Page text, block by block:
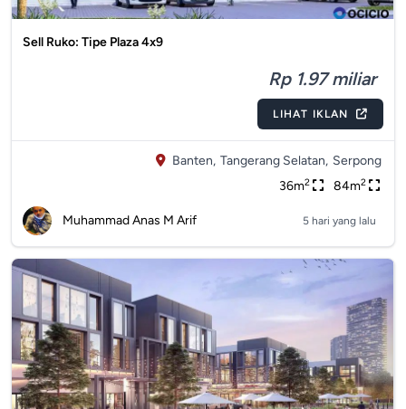
Sell Ruko: Tipe Plaza 4x9
Rp 1.97 miliar
LIHAT IKLAN
Banten, Tangerang Selatan, Serpong
36m2 84m2
Muhammad Anas M Arif 5 hari yang lalu